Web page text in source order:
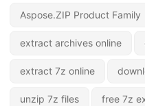
Aspose.ZIP Product Family
extract archives online
extract 7z online
unzip 7z files free 7z